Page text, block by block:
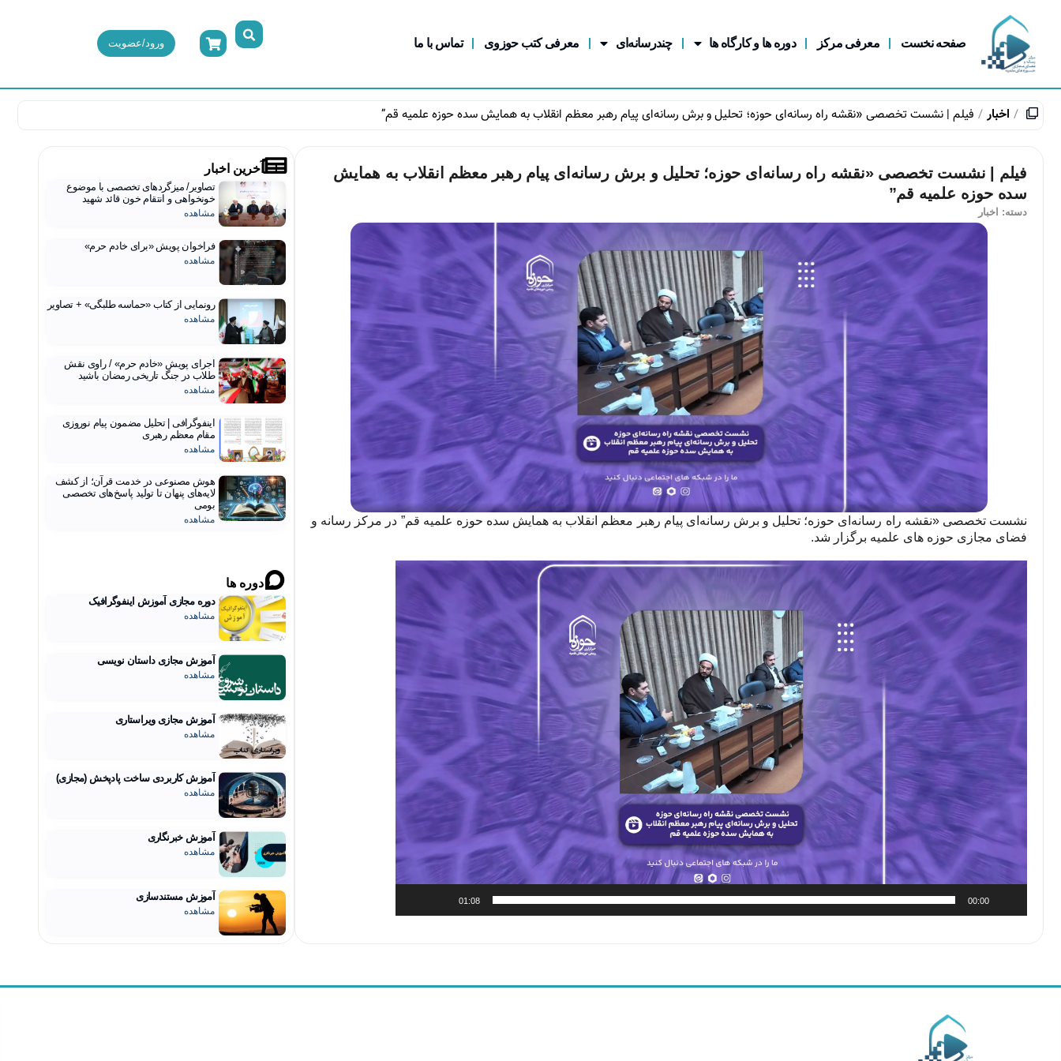
ورود/عضویت صفحه نخست معرفی مرکز دوره ها و کارگاه ها چندرسانه‌ای معرفی کتب حوزوی تماس با ما
اخبار فیلم | نشست تخصصی «نقشه راه رسانه‌ای حوزه؛ تحلیل و برش رسانه‌ای پیام رهبر معظم انقلاب به همایش سده حوزه علمیه قم”
فیلم | نشست تخصصی «نقشه راه رسانه‌ای حوزه؛ تحلیل و برش رسانه‌ای پیام رهبر معظم انقلاب به همایش
سده حوزه علمیه قم”
دسته: اخبار
نشست تخصصی «نقشه راه رسانه‌ای حوزه؛ تحلیل و برش رسانه‌ای پیام رهبر معظم انقلاب به همایش سده حوزه علمیه قم” در مرکز رسانه و
فضای مجازی حوزه های علمیه برگزار شد.
نمایشگر
00:00
01:08
آخرین اخبار
تصاویر/ میزگردهای تخصصی با موضوع
خونخواهی و انتقام خون قائد شهید
مشاهده
فراخوان پویش «برای خادم حرم»
مشاهده
رونمایی از کتاب «حماسه طلبگی» + تصاویر
مشاهده
اجرای پویش «خادم حرم» / راوی نقش
طلاب در جنگ تاریخی رمضان باشید
مشاهده
اینفوگرافی | تحلیل مضمون پیام نوروزی
مقام معظم رهبری
مشاهده
هوش مصنوعی در خدمت قرآن؛ از کشف
لایه‌های پنهان تا تولید پاسخ‌های تخصصی
بومی
مشاهده
دوره ها
دوره مجازی آموزش اینفوگرافیک
مشاهده
آموزش مجازی داستان نویسی
مشاهده
آموزش مجازی ویراستاری
مشاهده
آموزش کاربردی ساخت پادپخش (مجازی)
مشاهده
آموزش خبرنگاری
مشاهده
آموزش مستندسازی
مشاهده